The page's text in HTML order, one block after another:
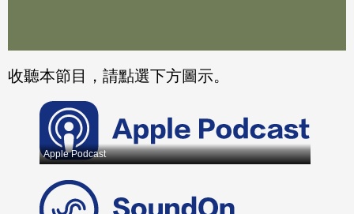
收聽本節目，請點選下方圖示。
Apple Podcast